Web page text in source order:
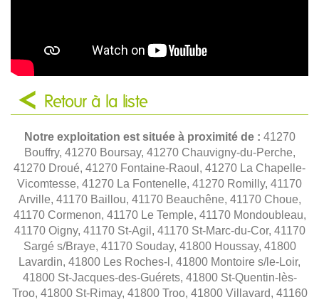
Retour à la liste
Notre exploitation est située à proximité de : 41270
Bouffry, 41270 Boursay, 41270 Chauvigny-du-Perche,
41270 Droué, 41270 Fontaine-Raoul, 41270 La Chapelle-
Vicomtesse, 41270 La Fontenelle, 41270 Romilly, 41170
Arville, 41170 Baillou, 41170 Beauchêne, 41170 Choue,
41170 Cormenon, 41170 Le Temple, 41170 Mondoubleau,
41170 Oigny, 41170 St-Agil, 41170 St-Marc-du-Cor, 41170
Sargé s/Braye, 41170 Souday, 41800 Houssay, 41800
Lavardin, 41800 Les Roches-l, 41800 Montoire s/le-Loir,
41800 St-Jacques-des-Guérets, 41800 St-Quentin-lès-
Troo, 41800 St-Rimay, 41800 Troo, 41800 Villavard, 41160